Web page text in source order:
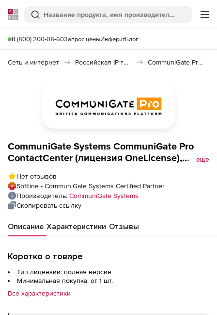
Softline
Поиск
8 (800) 200-08-60Запрос ценыИнферитБлог
Сеть и интернет Российская IP-телефония (Импортозамещение) CommuniGate Pro VoIP
CommuniGate Systems CommuniGate Pro
ContactCenter (лицензия OneLicense),
еще
Нет отзывов
Softline - CommuniGate Systems Certified Partner
Производитель: CommuniGate Systems
Скопировать ссылку
Описание Характеристики Отзывы
Коротко о товаре
Тип лицензии: полная версия
Минимальная покупка: от 1 шт.
Все характеристики